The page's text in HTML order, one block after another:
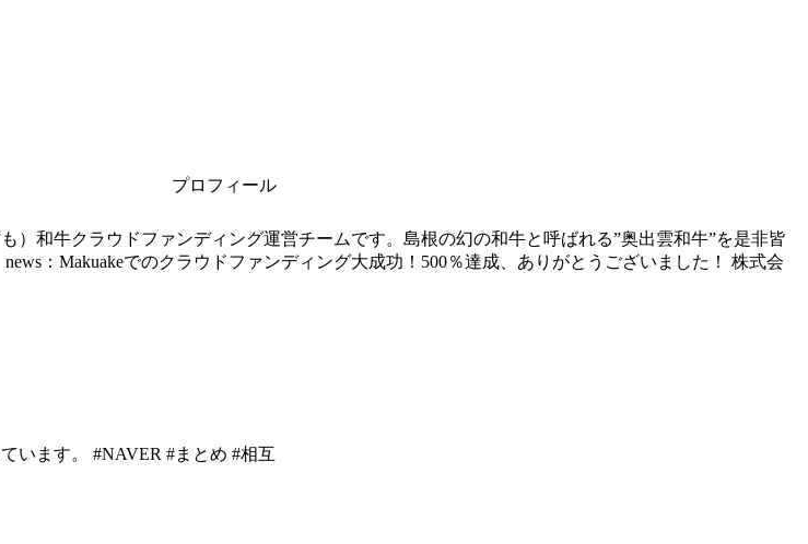
プロフィール
）和牛クラウドファンディング運営チームです。島根の幻の和牛と呼ばれる”奥出雲和牛”を是非皆
：Makuakeでのクラウドファンディング大成功！500％達成、ありがとうございました！ 株式会
います。 #NAVER #まとめ #相互